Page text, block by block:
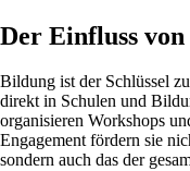
Der Einfluss
Bildung ist der Schlüssel
direkt in Schulen und
organisieren Workshops
Engagement fördern sie
sondern auch das der